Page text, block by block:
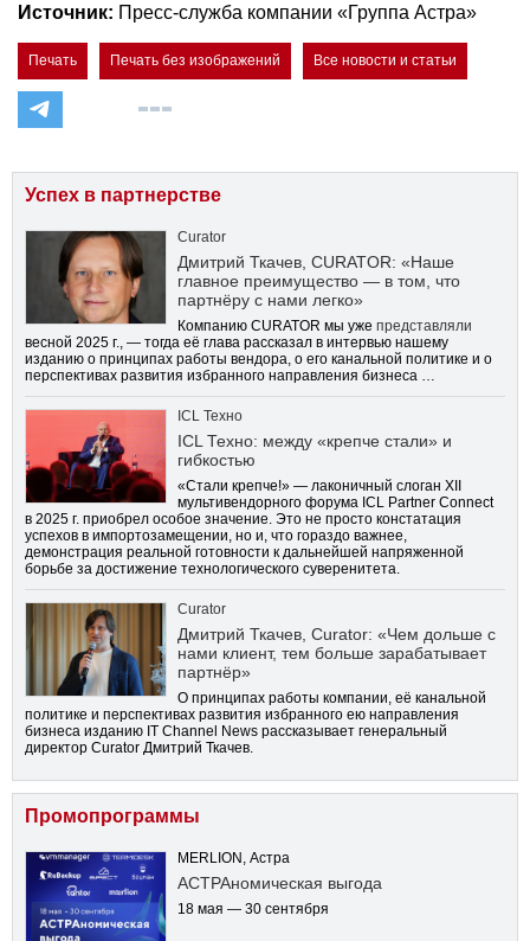
Источник: Пресс-служба компании «Группа Астра»
Печать Печать без изображений Все новости и статьи
Успех в партнерстве
Curator
Дмитрий Ткачев, CURATOR: «Наше
главное преимущество — в том, что
партнёру с нами легко»
Компанию CURATOR мы уже представляли
весной 2025 г., — тогда её глава рассказал в интервью нашему
изданию о принципах работы вендора, о его канальной политике и о
перспективах развития избранного направления бизнеса …
ICL Техно
ICL Техно: между «крепче стали» и
гибкостью
«Стали крепче!» — лаконичный слоган XII
мультивендорного форума ICL Partner Connect
в 2025 г. приобрел особое значение. Это не просто констатация
успехов в импортозамещении, но и, что гораздо важнее,
демонстрация реальной готовности к дальнейшей напряженной
борьбе за достижение технологического суверенитета.
Curator
Дмитрий Ткачев, Curator: «Чем дольше с
нами клиент, тем больше зарабатывает
партнёр»
О принципах работы компании, её канальной
политике и перспективах развития избранного ею направления
бизнеса изданию IT Channel News рассказывает генеральный
директор Curator Дмитрий Ткачев.
Промопрограммы
MERLION, Астра
АСТРАномическая выгода
18 мая — 30 сентября